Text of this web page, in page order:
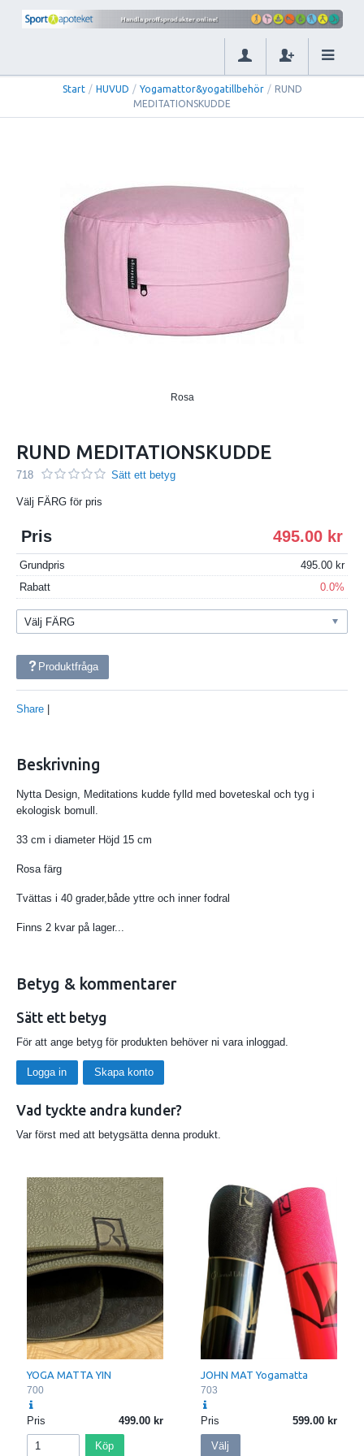
Start / HUVUD / Yogamattor&yogatillbehör / RUND
MEDITATIONSKUDDE
Rosa
RUND MEDITATIONSKUDDE
718 Sätt ett betyg
Välj FÄRG för pris
Pris 495.00
Grundpris
495.00
Rabatt
0.0%
Produktfråga
Share
Beskrivning
Nytta Design, Meditations kudde fylld med boveteskal och tyg i
ekologisk bomull.
33 cm i diameter Höjd 15 cm
Rosa färg
Tvättas i 40 grader,både yttre och inner fodral
Finns 2 kvar på lager...
Betyg & kommentarer
Sätt ett betyg
För att ange betyg för produkten behöver ni vara inloggad.
Logga in Skapa konto
Vad tyckte andra kunder?
Var först med att betygsätta denna produkt.
YOGA MATTA YIN
700
Pris 499.00
Köp
JOHN MAT Yogamatta
703
Pris 599.00
Välj